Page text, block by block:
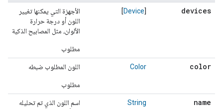
devices
[
Device
]
الأجهزة التي يمكنها تغيير
اللون أو درجة حرارة
الألوان، مثل المصابيح الذكية
مطلوب
color
Color اللون المطلوب ضبطه
مطلوب
name
String
اسم اللون الذي تم تحليله